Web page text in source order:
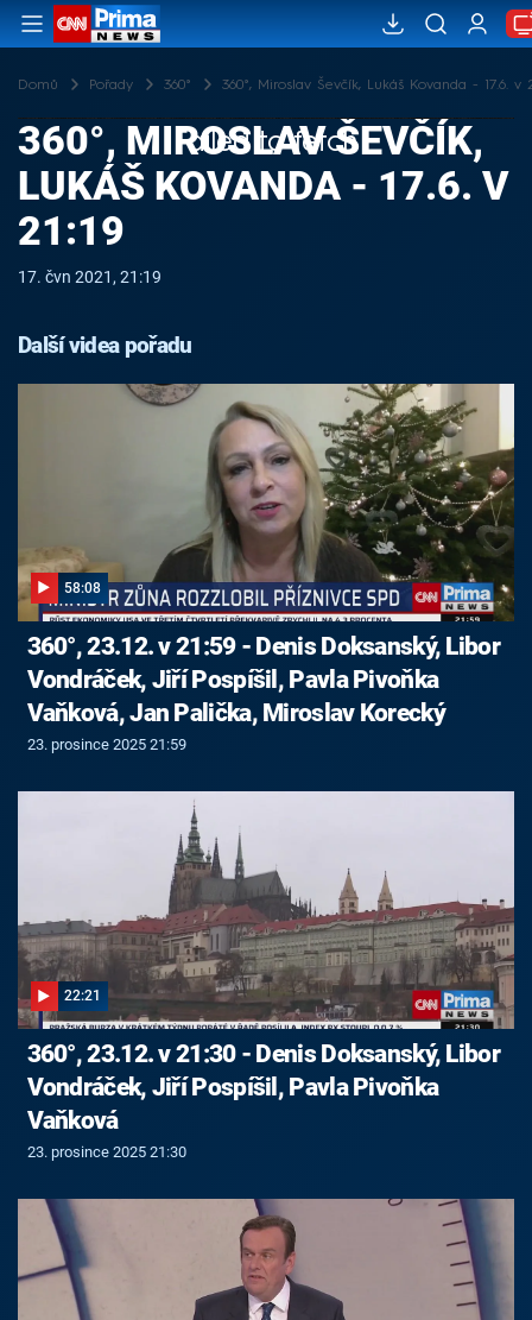
Domů Pořady 360° 360°, Miroslav Ševčík, Lukáš Kovanda - 17.6. v
Failed to fetch
360°, MIROSLAV ŠEVČÍK,
LUKÁŠ KOVANDA - 17.6. V
21:19
17. čvn 2021, 21:19
Další videa pořadu
58:08
360°, 23.12. v 21:59 - Denis Doksanský, Libor
Vondráček, Jiří Pospíšil, Pavla Pivoňka
Vaňková, Jan Palička, Miroslav Korecký
23. prosince 2025 21:59
22:21
360°, 23.12. v 21:30 - Denis Doksanský, Libor
Vondráček, Jiří Pospíšil, Pavla Pivoňka
Vaňková
23. prosince 2025 21:30